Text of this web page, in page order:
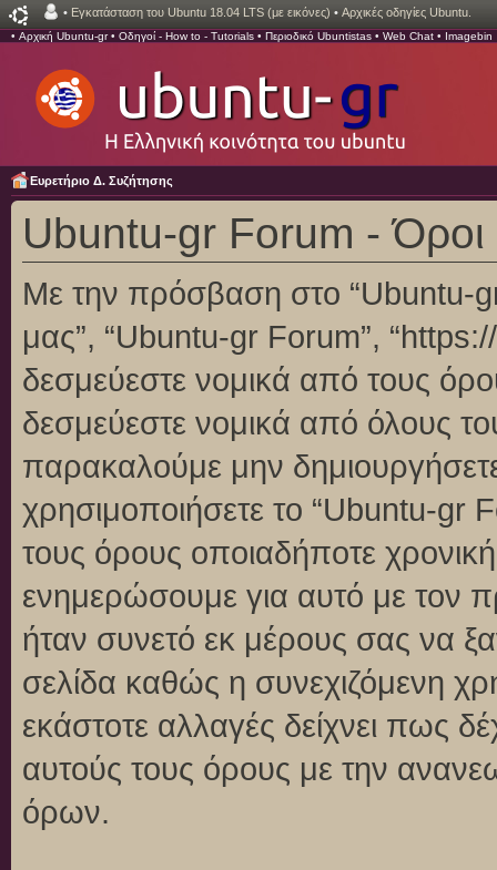
• Εγκατάσταση του Ubuntu 18.04 LTS (με εικόνες) • Αρχικές οδηγίες Ubuntu.
• Αρχική Ubuntu-gr• Οδηγοί - How to - Tutorials • Περιοδικό Ubuntistas • Web Chat • Imagebin
Ευρετήριο Δ. Συζήτησης
Ubuntu-gr Forum -
Με την πρόσβαση στο “Ubuntu-gr
μας”, “Ubuntu-gr Forum”,
δεσμεύεστε νομικά από τους
δεσμεύεστε νομικά από όλους
παρακαλούμε μην
χρησιμοποιήσετε το “Ubuntu-gr
τους όρους οποιαδήποτε
ενημερώσουμε για αυτό με τον
ήταν συνετό εκ μέρους σας να
σελίδα καθώς η συνεχιζόμενη
εκάστοτε αλλαγές δείχνει πως
αυτούς τους όρους με την
όρων.